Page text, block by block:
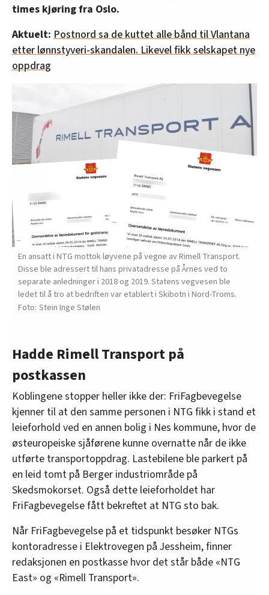
times kjøring fra Oslo.
Aktuelt: Postnord sa de kuttet alle bånd til Vlantana
etter lønnstyveri-skandalen. Likevel fikk selskapet nye
oppdrag
En ansatt i NTG mottok løyvene på vegne av Rimell Transport.
Disse ble adressert til hans privatadresse på Årnes ved to
separate anledninger i 2018 og 2019. Statens vegvesen ble
ledet til å tro at bedriften var etablert i Skibotn i Nord-Troms.
Stein Inge Stølen
Hadde Rimell Transport på
postkassen
Koblingene stopper heller ikke der: FriFagbevegelse
kjenner til at den samme personen i NTG fikk i stand et
leieforhold ved en annen bolig i Nes kommune, hvor de
østeuropeiske sjåførene kunne overnatte når de ikke
utførte transportoppdrag. Lastebilene ble parkert på
en leid tomt på Berger industriområde på
Skedsmokorset. Også dette leieforholdet har
FriFagbevegelse fått bekreftet at NTG sto bak.
Når FriFagbevegelse på et tidspunkt besøker NTGs
kontoradresse i Elektrovegen på Jessheim, finner
redaksjonen en postkasse hvor det står både «NTG
East» og «Rimell Transport».